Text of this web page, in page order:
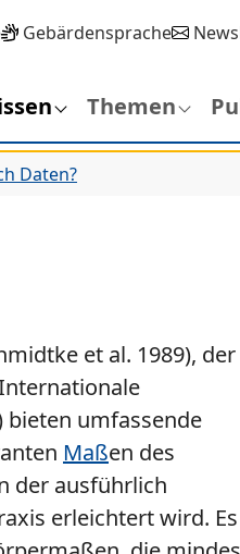
Gebärdensprache
Themen
Daten?
et al. 1989), der
bieten umfassende
Maßen des
der ausführlich
erleichtert wird.